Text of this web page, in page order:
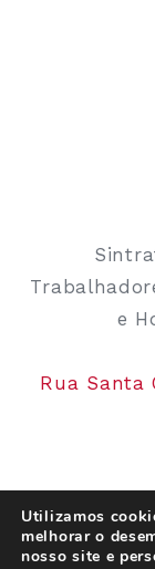
e
Rua Santa
Utilizamos
melhorar o
nosso site e